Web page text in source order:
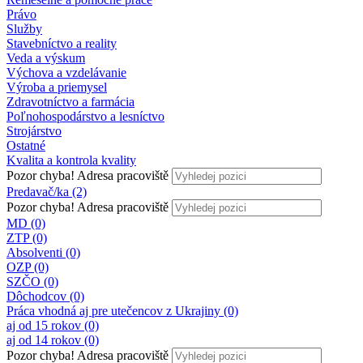
Právo
Služby
Stavebníctvo a reality
Veda a výskum
Výchova a vzdelávanie
Výroba a priemysel
Zdravotníctvo a farmácia
Poľnohospodárstvo a lesníctvo
Strojárstvo
Ostatné
Kvalita a kontrola kvality
Pozor chyba! Adresa pracoviště
Predavač/ka (2)
Pozor chyba! Adresa pracoviště
MD (0)
ZTP (0)
Absolventi (0)
OZP (0)
SZČO (0)
Dôchodcov (0)
Práca vhodná aj pre utečencov z Ukrajiny (0)
aj od 15 rokov (0)
aj od 14 rokov (0)
Pozor chyba! Adresa pracoviště